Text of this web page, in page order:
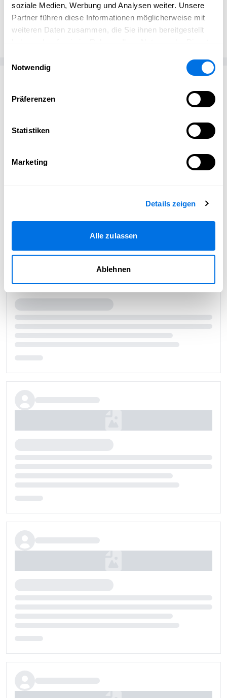
soziale Medien, Werbung und Analysen weiter. Unsere
Partner führen diese Informationen möglicherweise mit
weiteren Daten zusammen, die Sie ihnen bereitgestellt
Notwendig
Präferenzen
Statistiken
Marketing
Details zeigen
Alle zulassen
Ablehnen
DH Darin Harvey